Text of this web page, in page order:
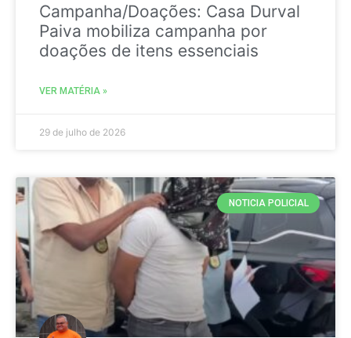
Campanha/Doações: Casa Durval
Paiva mobiliza campanha por
doações de itens essenciais
VER MATÉRIA »
29 de julho de 2026
NOTICIA POLICIAL